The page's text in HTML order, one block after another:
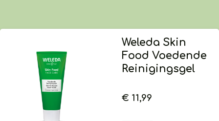
Weleda Skin
Food Voedende
Reinigingsgel
€ 11,99